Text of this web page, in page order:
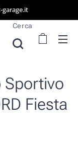
garage.it
Cerca
Sportivo
Fiesta